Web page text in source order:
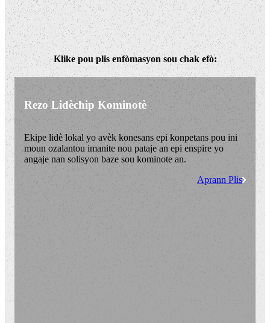
Klike pou plis enfòmasyon sou chak efò:
Rezo Lidèchip Kominotè
Ekipe lidè lokal yo avèk konesans epi konpetans pou ini
moun ozalantou imanite nou pataje an epi enspire yo
angaje nan solisyon baze sou kominote an.
Aprann Plis